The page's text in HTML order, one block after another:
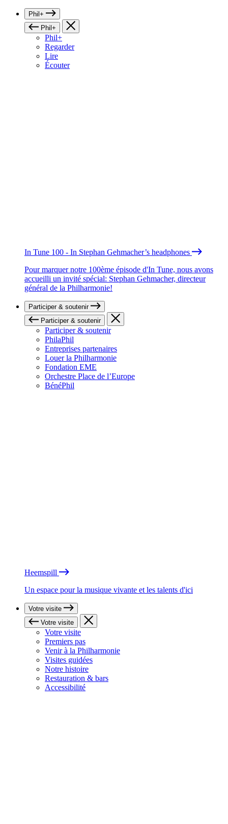
Phil+
Phil+
Phil+
Regarder
Lire
Écouter
In Tune 100 - In Stephan Gehmacher’s headphones
Pour marquer notre 100ème épisode d'In Tune, nous avons
accueilli un invité spécial: Stephan Gehmacher, directeur
général de la Philharmonie!
Participer & soutenir
Participer & soutenir
Participer & soutenir
PhilaPhil
Entreprises partenaires
Louer la Philharmonie
Fondation EME
Orchestre Place de l’Europe
BénéPhil
Heemspill
Un espace pour la musique vivante et les talents d'ici
Votre visite
Votre visite
Votre visite
Premiers pas
Venir à la Philharmonie
Visites guidées
Notre histoire
Restauration & bars
Accessibilité